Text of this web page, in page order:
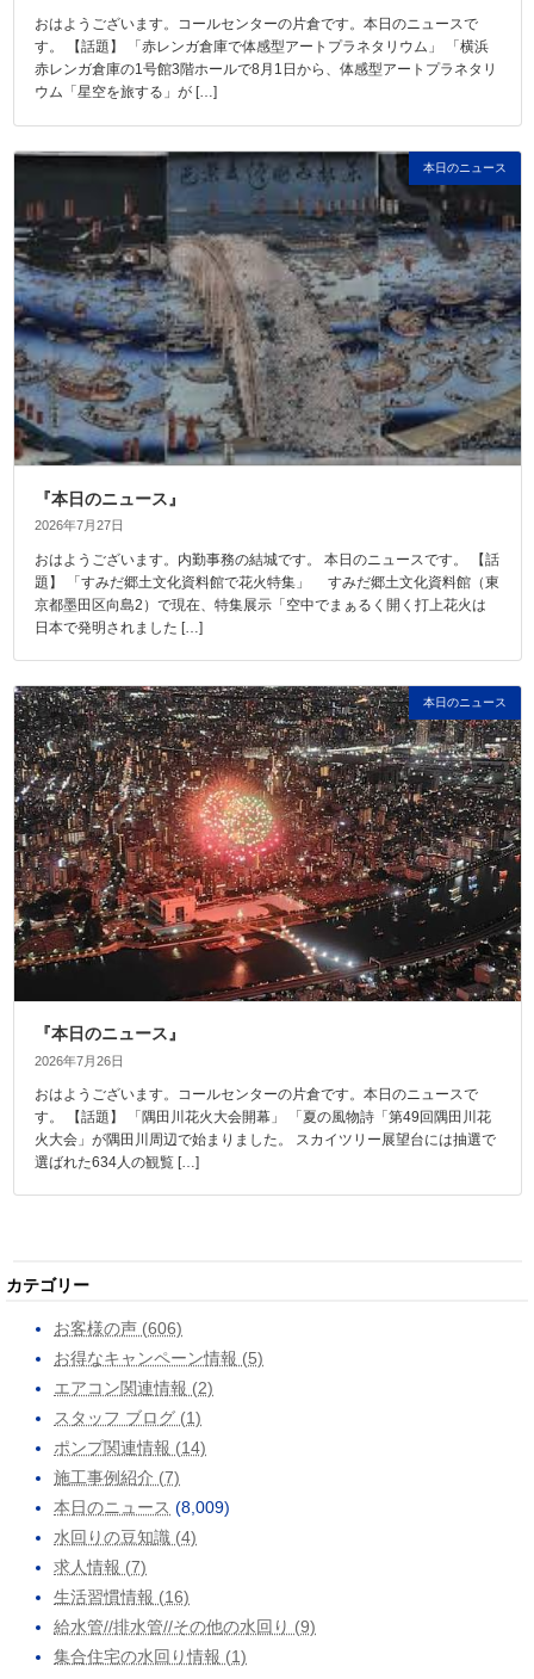
おはようございます。コールセンターの片倉です。本日のニュースで
す。 【話題】 「赤レンガ倉庫で体感型アートプラネタリウム」 「横浜
赤レンガ倉庫の1号館3階ホールで8月1日から、体感型アートプラネタリ
ウム「星空を旅する」が […]
本日のニュース
『本日のニュース』
2026年7月27日
おはようございます。内勤事務の結城です。 本日のニュースです。 【話
題】 「すみだ郷土文化資料館で花火特集」 すみだ郷土文化資料館（東
京都墨田区向島2）で現在、特集展示「空中でまぁるく開く打上花火は
日本で発明されました […]
本日のニュース
『本日のニュース』
2026年7月26日
おはようございます。コールセンターの片倉です。本日のニュースで
す。 【話題】 「隅田川花火大会開幕」 「夏の風物詩「第49回隅田川花
火大会」が隅田川周辺で始まりました。 スカイツリー展望台には抽選で
選ばれた634人の観覧 […]
カテゴリー
お客様の声 (606)
お得なキャンペーン情報 (5)
エアコン関連情報 (2)
スタッフ ブログ (1)
ポンプ関連情報 (14)
施工事例紹介 (7)
本日のニュース (8,009)
水回りの豆知識 (4)
求人情報 (7)
生活習慣情報 (16)
給水管//排水管//その他の水回り (9)
集合住宅の水回り情報 (1)